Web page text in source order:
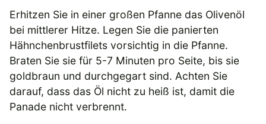
Erhitzen Sie in einer großen Pfanne das Olivenöl
bei mittlerer Hitze. Legen Sie die panierten
Hähnchenbrustfilets vorsichtig in die Pfanne.
Braten Sie sie für 5-7 Minuten pro Seite, bis sie
goldbraun und durchgegart sind. Achten Sie
darauf, dass das Öl nicht zu heiß ist, damit die
Panade nicht verbrennt.